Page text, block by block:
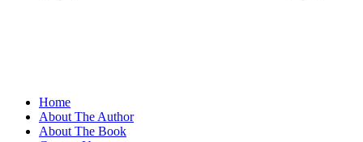
Home
About The Author
About The Book